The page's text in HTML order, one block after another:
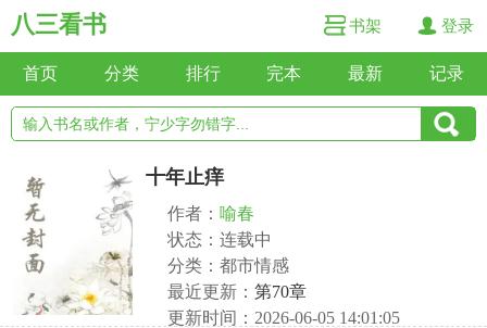
八三看书 书架 登录
首页 分类 排行 完本 最新 记录
十年止痒
作者： 喻春
状态：连载中
分类：都市情感
最近更新： 第70章
更新时间：2026-06-05 14:01:05